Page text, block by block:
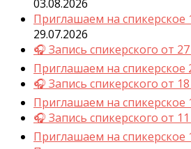
03.08.2026
Приглашаем на спикерское
29.07.2026
🎧 Запись спикерского от
Приглашаем на спикерское
🎧 Запись спикерского от
Приглашаем на спикерское
🎧 Запись спикерского от
Приглашаем на спикерское